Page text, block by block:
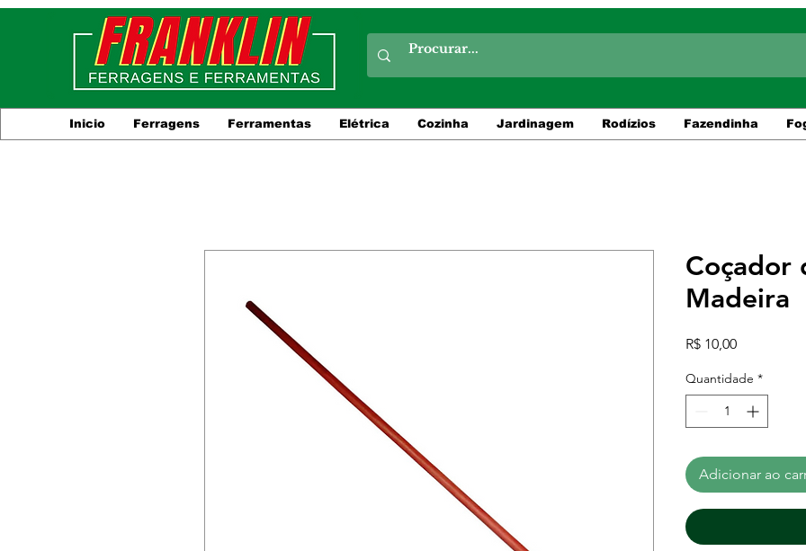
Inicio Ferragens Ferramentas Elétrica Cozinha Jardinagem Rodízios Fazendinha
Coçador
Madeira
R$ 10,00Preço
Quantidade *
Adicionar ao